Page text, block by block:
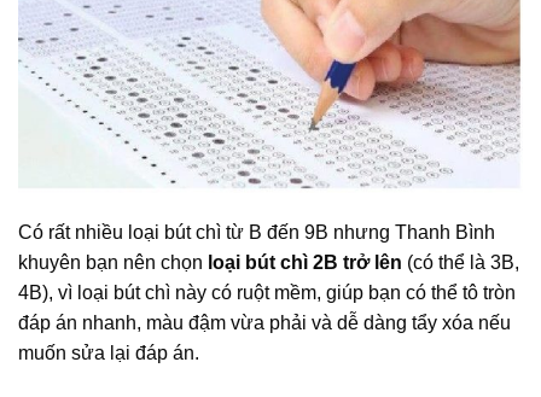
Có rất nhiều loại bút chì từ B đến 9B nhưng Thanh Bình
khuyên bạn nên chọn loại bút chì 2B trở lên (có thể là 3B,
4B), vì loại bút chì này có ruột mềm, giúp bạn có thể tô tròn
đáp án nhanh, màu đậm vừa phải và dễ dàng tẩy xóa nếu
muốn sửa lại đáp án.